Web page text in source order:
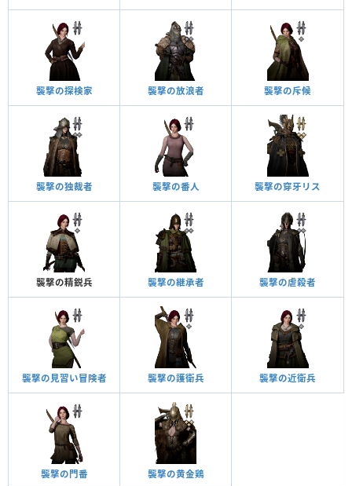
襲撃の探検家 襲撃の放浪者 襲撃の斥候
襲撃の独裁者 襲撃の番人 襲撃の穿牙リス
襲撃の精鋭兵 襲撃の継承者 襲撃の虐殺者
襲撃の見習い冒険者 襲撃の護衛兵 襲撃の近衛兵
襲撃の門番 襲撃の黄金鶏